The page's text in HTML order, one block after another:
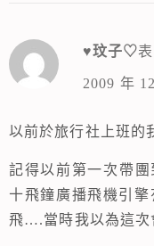
♥玟子♡
2009 年
以前於旅行社上班
記得以前第一次帶
十飛鐘廣播飛機引
飛….當時我以為這次